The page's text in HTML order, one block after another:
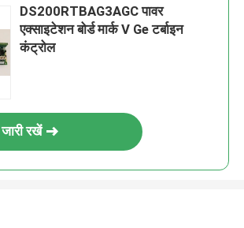
DS200RTBAG3AGC पावर
एक्साइटेशन बोर्ड मार्क V Ge टर्बाइन
कंट्रोल
जारी रखें